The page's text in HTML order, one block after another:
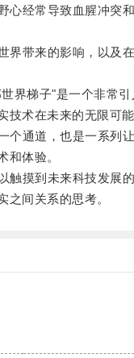
经常导致血腥冲突和
带来的影响，以及在
梯子"是一个非常引
技术在未来的无限可能
通道，也是一系列让
和体验。
摸到未来科技发展
之间关系的思考。